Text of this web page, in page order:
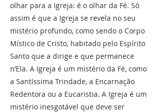
olhar para a Igreja: é o olhar da Fé. Só
assim é que a Igreja se revela no seu
mistério profundo, como sendo o Corpo
Místico de Cristo, habitado pelo Espírito
Santo que a dirige e que permanece
n’Ela. A Igreja é um mistério da Fé, como
a Santíssima Trindade, a Encarnação
Redentora ou a Eucaristia. A Igreja é um
mistério inesgotável que deve ser